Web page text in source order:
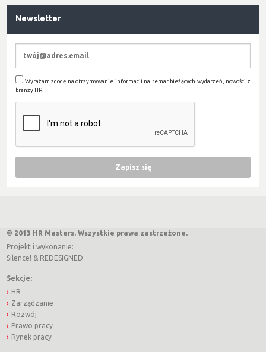
Newsletter
Wyrażam zgodę na otrzymywanie informacji na temat bieżących wydarzeń, nowości z
branży HR
© 2013 HR Masters. Wszystkie prawa zastrzeżone.
Projekt i wykonanie:
Silence! & REDESIGNED
Sekcje:
HR
Zarządzanie
Rozwój
Prawo pracy
Rynek pracy